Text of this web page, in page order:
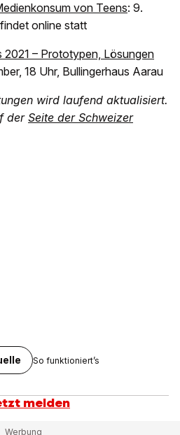
von Teens: 9.
online statt
2021 – Prototypen, Lösungen
18 Uhr, Bullingerhaus Aarau
wird laufend aktualisiert.
der Seite der Schweizer
So funktioniert’s
melden